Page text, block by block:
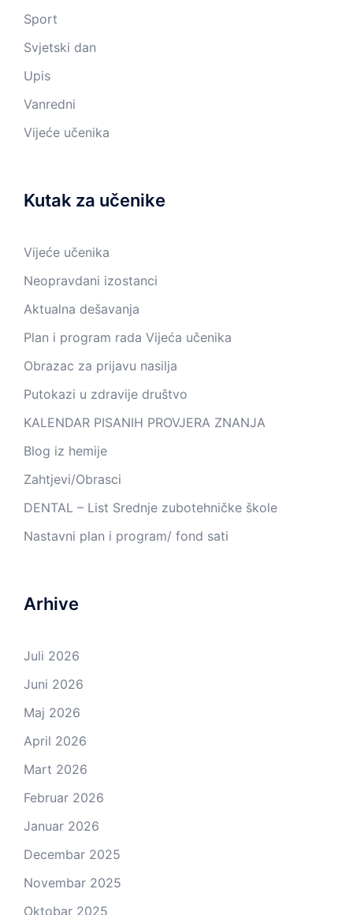
Sport
Svjetski dan
Upis
Vanredni
Vijeće učenika
Kutak za učenike
Vijeće učenika
Neopravdani izostanci
Aktualna dešavanja
Plan i program rada Vijeća učenika
Obrazac za prijavu nasilja
Putokazi u zdravije društvo
KALENDAR PISANIH PROVJERA ZNANJA
Blog iz hemije
Zahtjevi/Obrasci
DENTAL – List Srednje zubotehničke škole
Nastavni plan i program/ fond sati
Arhive
Juli 2026
Juni 2026
Maj 2026
April 2026
Mart 2026
Februar 2026
Januar 2026
Decembar 2025
Novembar 2025
Oktobar 2025